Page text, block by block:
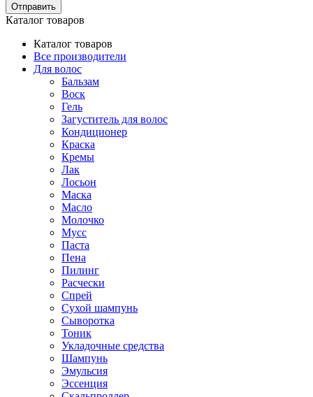
Отправить
Каталог товаров
Каталог товаров
Все производители
Для волос
Бальзам
Воск
Гель
Загуститель для волос
Кондиционер
Краска
Кремы
Лак
Лосьон
Маска
Масло
Молочко
Мусс
Паста
Пена
Пилинг
Расчески
Спрей
Сухой шампунь
Сыворотка
Тоник
Укладочные средства
Шампунь
Эмульсия
Эссенция